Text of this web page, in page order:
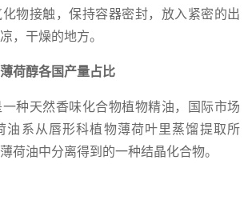
物接触，保持容器密封，放入紧密的出
，干燥的地方。
荷醇各国产量占比
种天然香味化合物植物精油，国际市场
油系从唇形科植物薄荷叶里蒸馏提取所
荷油中分离得到的一种结晶化合物。